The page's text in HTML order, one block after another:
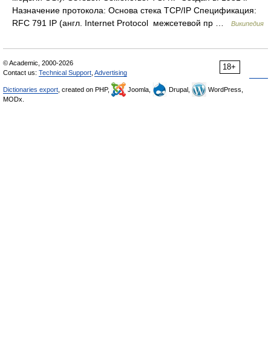
Назначение протокола: Основа стека TCP/IP Спецификация:
RFC 791 IP (англ. Internet Protocol межсетевой пр …
Википедия
18+
© Academic, 2000-2026
Contact us: Technical Support Advertising
Dictionaries export , created on PHP, Joomla, Drupal,
WordPress,
MODx.